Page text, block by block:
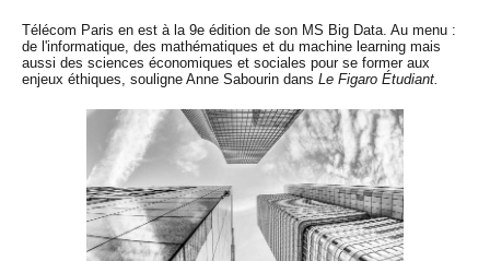
Télécom Paris en est à la 9e édition de son MS Big Data. Au menu :
de l'informatique, des mathématiques et du machine learning mais
aussi des sciences économiques et sociales pour se former aux
enjeux éthiques, souligne Anne Sabourin dans Le Figaro Étudiant.